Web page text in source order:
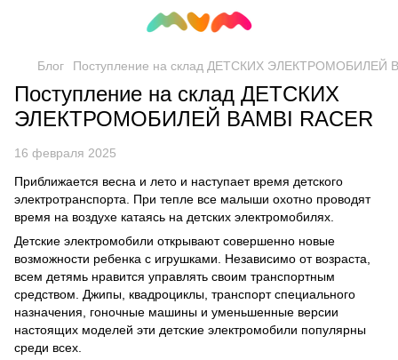
Блог Поступление на склад ДЕТСКИХ ЭЛЕКТРОМОБИЛЕЙ
Поступление на склад ДЕТСКИХ
ЭЛЕКТРОМОБИЛЕЙ BAMBI RACER
16 февраля 2025
Приближается весна и лето и наступает время детского
электротранспорта. При тепле все малыши охотно проводят
время на воздухе катаясь на детских электромобилях.
Детские электромобили открывают совершенно новые
возможности ребенка с игрушками. Независимо от возраста,
всем детямь нравится управлять своим транспортным
средством. Джипы, квадроциклы, транспорт специального
назначения, гоночные машины и уменьшенные версии
настоящих моделей эти детские электромобили популярны
среди всех.